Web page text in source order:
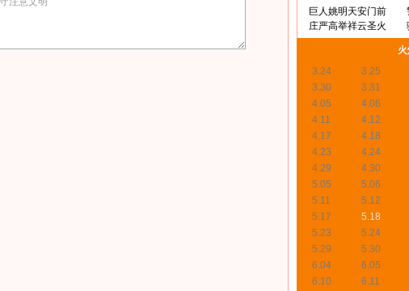
巨人姚明天安门前
庄严高举祥云圣火
3.24
3.25
3.30
3.31
4.05
4.06
4.11
4.12
4.17
4.18
4.23
4.24
4.29
4.30
5.05
5.06
5.11
5.12
5.17
5.18
5.23
5.24
5.29
5.30
6.04
6.05
6.10
6.11